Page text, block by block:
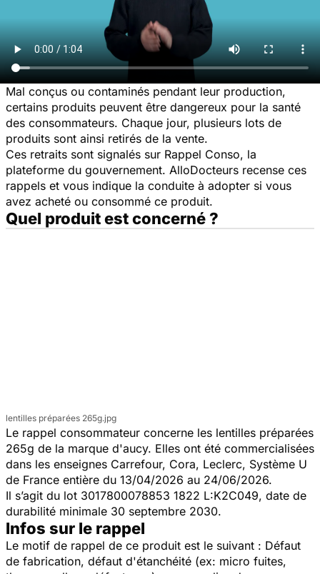
Mal conçus ou contaminés pendant leur production,
certains produits peuvent être dangereux pour la santé
des consommateurs. Chaque jour, plusieurs lots de
produits sont ainsi retirés de la vente.
Ces retraits sont signalés sur Rappel Conso, la
plateforme du gouvernement. AlloDocteurs recense ces
rappels et vous indique la conduite à adopter si vous
avez acheté ou consommé ce produit.
Quel produit est concerné ?
lentilles préparées 265g.jpg
Le rappel consommateur concerne les lentilles préparées
265g de la marque d'aucy. Elles ont été commercialisées
dans les enseignes Carrefour, Cora, Leclerc, Système U
de France entière du 13/04/2026 au 24/06/2026.
Il s’agit du lot 3017800078853 1822 L:K2C049, date de
durabilité minimale 30 septembre 2030.
Infos sur le rappel
Le motif de rappel de ce produit est le suivant : Défaut
de fabrication, défaut d'étanchéité (ex: micro fuites,